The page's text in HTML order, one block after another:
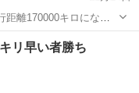
リ早い者勝ち